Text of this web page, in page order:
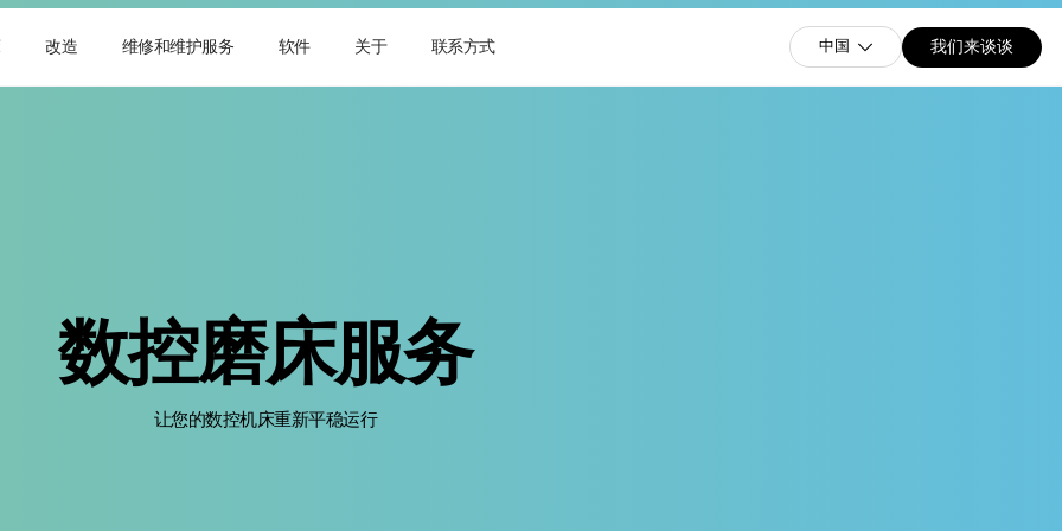
改造 维修和维护服务 软件 关于 联系方式 中国 我们来谈谈
数控磨床服务
让您的数控机床重新平稳运行